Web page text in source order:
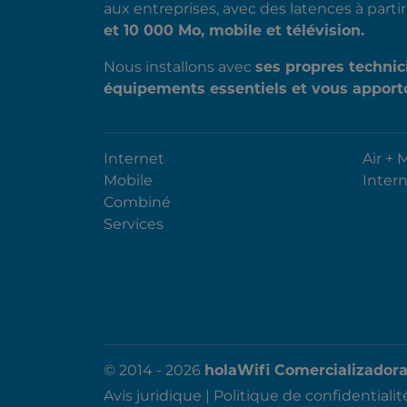
aux entreprises, avec des latences à
et 10 000 Mo, mobile et télévision.
Nous installons avec ses propres
équipements essentiels et vous
Internet
Mobile
Combiné
Services
Air +
© 2014 - 2026 holaWifi Comercializadora
Avis juridique | Politique de